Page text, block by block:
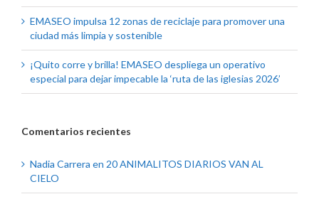
EMASEO impulsa 12 zonas de reciclaje para promover una
ciudad más limpia y sostenible
¡Quito corre y brilla! EMASEO despliega un operativo
especial para dejar impecable la ‘ruta de las iglesias 2026’
Comentarios recientes
Nadia Carrera en 20 ANIMALITOS DIARIOS VAN AL
CIELO